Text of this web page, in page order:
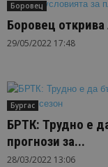
Боровец
Боровец
29/05/2022 17:48
Бургас
БРТК: Трудно е
прогнози за...
28/03/2022 13:06